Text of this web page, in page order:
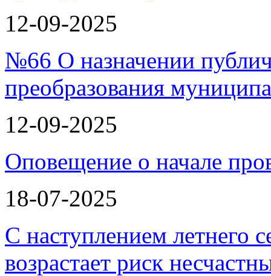
12-09-2025
№66 О назначении
преобразования
12-09-2025
Оповещение о начале
18-07-2025
С наступлением летнего
возрастает риск